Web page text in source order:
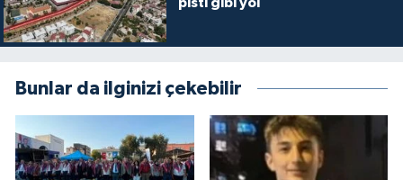
Bunlar da ilginizi çekebilir